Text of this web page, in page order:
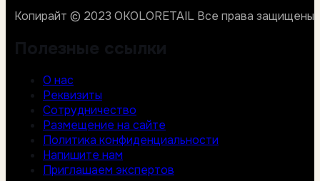
Копирайт © 2023 OKOLORETAIL Все права защищены.
Полезные ссылки
О нас
Реквизиты
Сотрудничество
Размещение на сайте
Политика конфиденциальности
Напишите нам
Приглашаем экспертов